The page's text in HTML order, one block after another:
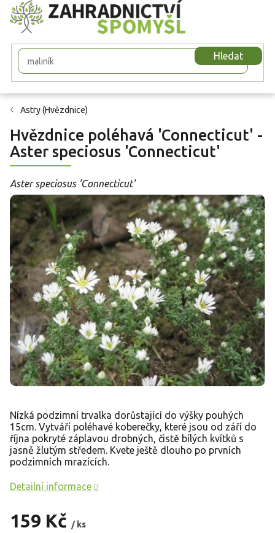
Přejít
na
obsah
Hledat
Astry (Hvězdnice)
Hvězdnice poléhavá 'Connecticut' -
Aster speciosus 'Connecticut'
Aster speciosus 'Connecticut'
159 Kč / ks
Nízká podzimní trvalka dorůstající do výšky pouhých
15cm. Vytváří poléhavé koberečky, které jsou od září do
října pokryté záplavou drobných, čistě bílých kvítků s
jasně žlutým středem. Kvete ještě dlouho po prvních
podzimních mrazících.
Detailní informace